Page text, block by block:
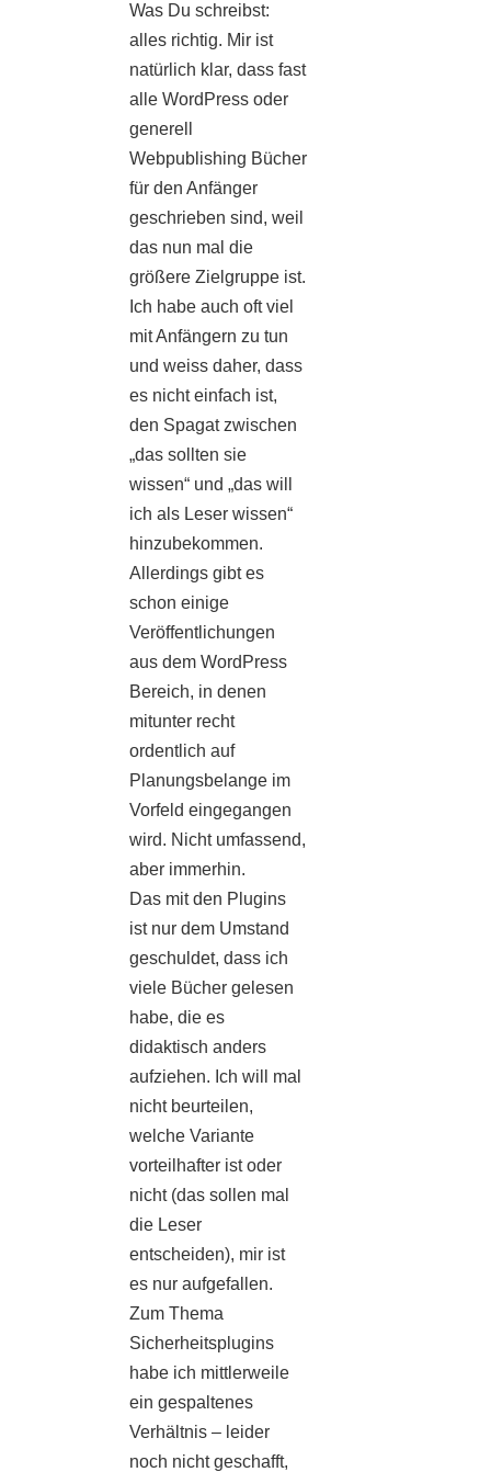
Was Du schreibst:
alles richtig. Mir ist
natürlich klar, dass fast
alle WordPress oder
generell
Webpublishing Bücher
für den Anfänger
geschrieben sind, weil
das nun mal die
größere Zielgruppe ist.
Ich habe auch oft viel
mit Anfängern zu tun
und weiss daher, dass
es nicht einfach ist,
den Spagat zwischen
„das sollten sie
wissen“ und „das will
ich als Leser wissen“
hinzubekommen.
Allerdings gibt es
schon einige
Veröffentlichungen
aus dem WordPress
Bereich, in denen
mitunter recht
ordentlich auf
Planungsbelange im
Vorfeld eingegangen
wird. Nicht umfassend,
aber immerhin.
Das mit den Plugins
ist nur dem Umstand
geschuldet, dass ich
viele Bücher gelesen
habe, die es
didaktisch anders
aufziehen. Ich will mal
nicht beurteilen,
welche Variante
vorteilhafter ist oder
nicht (das sollen mal
die Leser
entscheiden), mir ist
es nur aufgefallen.
Zum Thema
Sicherheitsplugins
habe ich mittlerweile
ein gespaltenes
Verhältnis – leider
noch nicht geschafft,